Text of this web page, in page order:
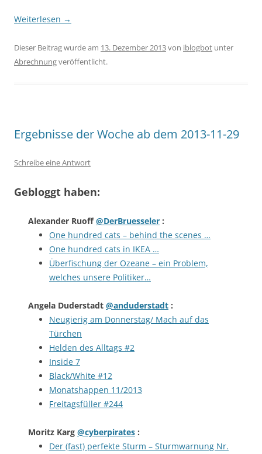
Weiterlesen →
Dieser Beitrag wurde am 13. Dezember 2013von iblogbot unter
Abrechnungveröffentlicht.
Ergebnisse der Woche ab dem 2013-11-29
Schreibe eine Antwort
Gebloggt haben:
Alexander Ruoff@DerBruesseler :
One hundred cats – behind the scenes …
One hundred cats in IKEA …
Überfischung der Ozeane – ein Problem,
welches unsere Politiker…
Angela Duderstadt @anduderstadt :
Neugierig am Donnerstag/ Mach auf das
Türchen
Helden des Alltags #2
Inside 7
Black/White #12
Monatshappen 11/2013
Freitagsfüller #244
Moritz Karg @cyberpirates :
Der (fast) perfekte Sturm – Sturmwarnung Nr.